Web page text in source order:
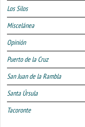
Los Silos
Miscelánea
Opinión
Puerto de la Cruz
San Juan de la Rambla
Santa Úrsula
Tacoronte